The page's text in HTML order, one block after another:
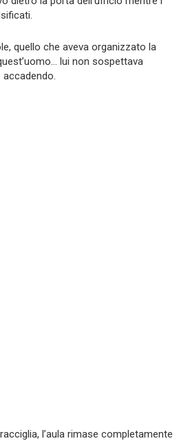
quello che aveva organizzato la
lui non sospettava
l’aula rimase completamente